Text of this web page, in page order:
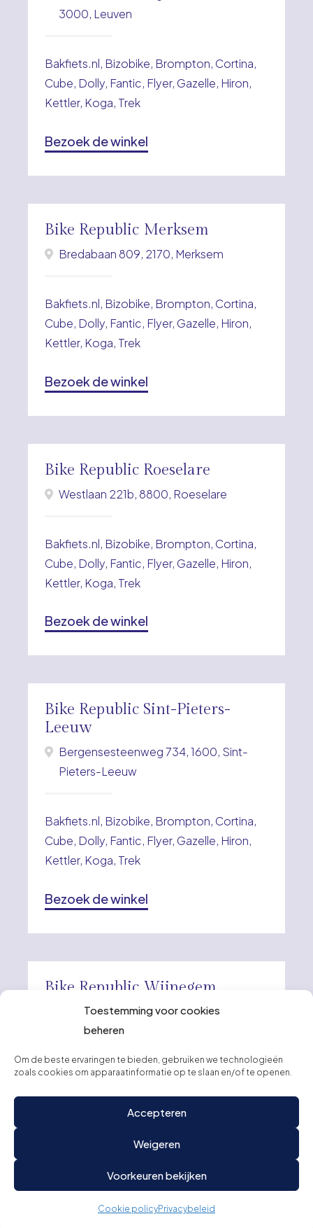
Toestemming voor cookies
beheren
Om de beste ervaringen te bieden, gebruiken we technologieën
zoals cookies om apparaatinformatie op te slaan en/of te openen.
Accepteren
Weigeren
Voorkeuren bekijken
Cookie policyPrivacybeleid
3000, Leuven
Bakfiets.nl, Bizobike, Brompton, Cortina,
Cube, Dolly, Fantic, Flyer, Gazelle, Hiron,
Kettler, Koga, Trek
Bezoek de winkel
Bike Republic Merksem
Bredabaan 809, 2170, Merksem
Bakfiets.nl, Bizobike, Brompton, Cortina,
Cube, Dolly, Fantic, Flyer, Gazelle, Hiron,
Kettler, Koga, Trek
Bezoek de winkel
Bike Republic Roeselare
Westlaan 221b, 8800, Roeselare
Bakfiets.nl, Bizobike, Brompton, Cortina,
Cube, Dolly, Fantic, Flyer, Gazelle, Hiron,
Kettler, Koga, Trek
Bezoek de winkel
Bike Republic Sint-Pieters-
Leeuw
Bergensesteenweg 734, 1600, Sint-
Pieters-Leeuw
Bakfiets.nl, Bizobike, Brompton, Cortina,
Cube, Dolly, Fantic, Flyer, Gazelle, Hiron,
Kettler, Koga, Trek
Bezoek de winkel
Bike Republic Wijnegem
Turnhoutsebaan 325, 2110, Wijnegem
Bakfiets.nl, Bizobike, Brompton, Cortina,
Cube, Dolly, Fantic, Flyer, Gazelle, Hiron,
Kettler, Koga, Trek
Bezoek de winkel